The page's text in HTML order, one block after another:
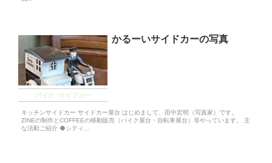
バイク･サイドカー
かるーいサイドカーの写真
キッチンサイドカー サイドカー屋台 はじめまして、田中宏明（写真家）です。
ZINEの制作とCOFFEEの移動販売（バイク屋台・自転車屋台）等やっています。 主
な活動ご紹介 ◆シティ...